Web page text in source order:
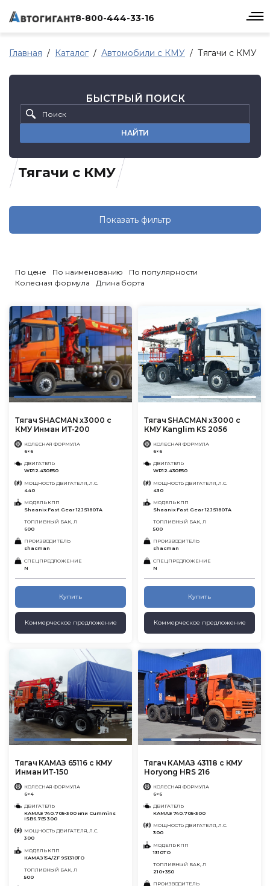
8-800-444-33-16
Главная Каталог Автомобили с КМУ Тягачи с КМУ
Тягачи с КМУ
БЫСТРЫЙ ПОИСК
НАЙТИ
Показать фильтр
По цене По наименованию
По популярности
Колесная формула
Длина борта
Тягач SHACMAN x3000 с
КМУ Инман ИТ-200
КОЛЕСНАЯ ФОРМУЛА
6×6
ДВИГАТЕЛЬ
WP12.430E50
МОЩНОСТЬ ДВИГАТЕЛЯ, Л.С.
440
МОДЕЛЬ КПП
Shaanix Fast Gear 12JS180TA
ТОПЛИВНЫЙ БАК, Л
600
ПРОИЗВОДИТЕЛЬ
shacman
СПЕЦПРЕДЛОЖЕНИЕ
N
Купить
Коммерческое предложение
Тягач SHACMAN x3000 с
КМУ Kanglim KS 2056
КОЛЕСНАЯ ФОРМУЛА
6×6
ДВИГАТЕЛЬ
WP12.430E50
МОЩНОСТЬ ДВИГАТЕЛЯ, Л.С.
430
МОДЕЛЬ КПП
Shaanix Fast Gear 12JS180TA
ТОПЛИВНЫЙ БАК, Л
500
ПРОИЗВОДИТЕЛЬ
shacman
СПЕЦПРЕДЛОЖЕНИЕ
N
Купить
Коммерческое предложение
Тягач КАМАЗ 65116 с КМУ
Инман ИТ-150
КОЛЕСНАЯ ФОРМУЛА
6×4
ДВИГАТЕЛЬ
КАМАЗ 740.705-300 или Cummins
ISB6.7E5 300
МОЩНОСТЬ ДВИГАТЕЛЯ, Л.С.
300
МОДЕЛЬ КПП
КАМАЗ 154/ZF 9S1310TO
ТОПЛИВНЫЙ БАК, Л
500
Тягач КАМАЗ 43118 с КМУ
Horyong HRS 216
КОЛЕСНАЯ ФОРМУЛА
6×6
ДВИГАТЕЛЬ
КАМАЗ 740.705-300
МОЩНОСТЬ ДВИГАТЕЛЯ, Л.С.
300
МОДЕЛЬ КПП
1310ТО
ТОПЛИВНЫЙ БАК, Л
210+350
ПРОИЗВОДИТЕЛЬ